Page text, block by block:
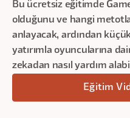
Bu ücretsiz eğitimde
olduğunu ve hangi
anlayacak, ardından
yatırımla oyuncularına
zekadan nasıl yardım
Eğitim